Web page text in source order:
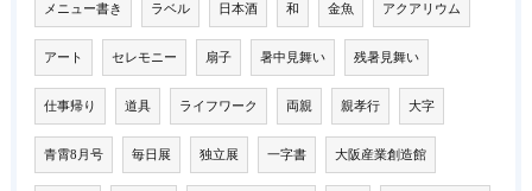
メニュー書き ラベル 日本酒 和 金魚 アクアリウム
アート セレモニー 扇子 暑中見舞い 残暑見舞い
仕事帰り 道具 ライフワーク 両親 親孝行 大字
青霄8月号 毎日展 独立展 一字書 大阪産業創造館